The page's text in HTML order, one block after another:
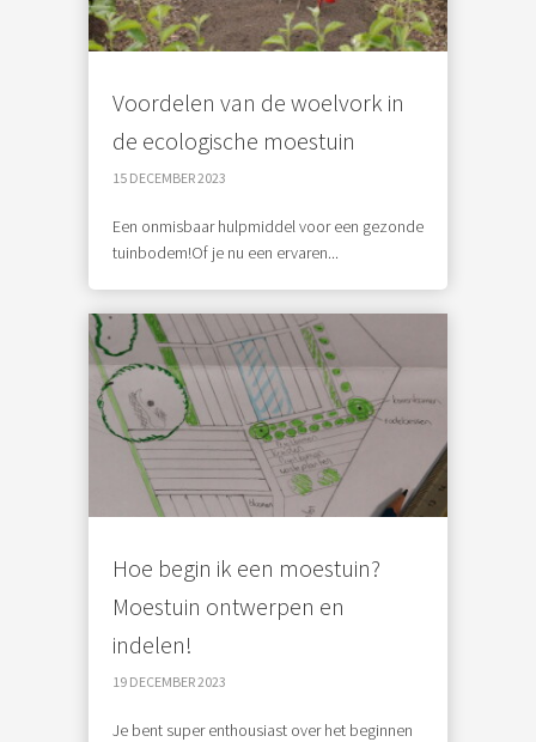
Voordelen van de woelvork in
de ecologische moestuin
15 DECEMBER 2023
Een onmisbaar hulpmiddel voor een gezonde
tuinbodem!Of je nu een ervaren...
Hoe begin ik een moestuin?
Moestuin ontwerpen en
indelen!
19 DECEMBER 2023
Je bent super enthousiast over het beginnen